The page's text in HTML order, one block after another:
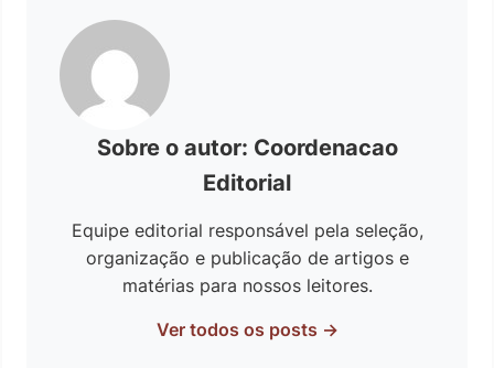
Sobre o autor: Coordenacao
Editorial
Equipe editorial responsável pela seleção,
organização e publicação de artigos e
matérias para nossos leitores.
Ver todos os posts →